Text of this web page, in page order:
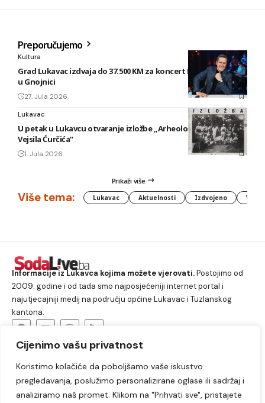
Cijenimo vašu privatnost
Koristimo kolačiće da poboljšamo vaše iskustvo
pregledavanja, poslužimo personalizirane oglase ili sadržaj i
analiziramo naš promet. Klikom na "Prihvati sve", pristajete
Preporučujemo
Kultura
Grad Lukavac izdvaja do 37.500 KM za koncert Enesa Begovića
u Gnojnici
27. Jula 2026.
Lukavac
U petak u Lukavcu otvaranje izložbe „Arheološki foto tragovi
Vejsila Ćurčića“
1. Jula 2026.
Prikaži više
Više tema: Lukavac Aktuelnosti Izdvojeno
Informacije iz Lukavca kojima možete vjerovati.Postojimo od
2009. godine i od tada smo najposjećeniji internet portal i
najutjecajniji medij na području općine Lukavac i Tuzlanskog
kantona.
Lukavac Društvo Crna hronika
Sport
Kultura
Kolumne Slobodno vrijeme